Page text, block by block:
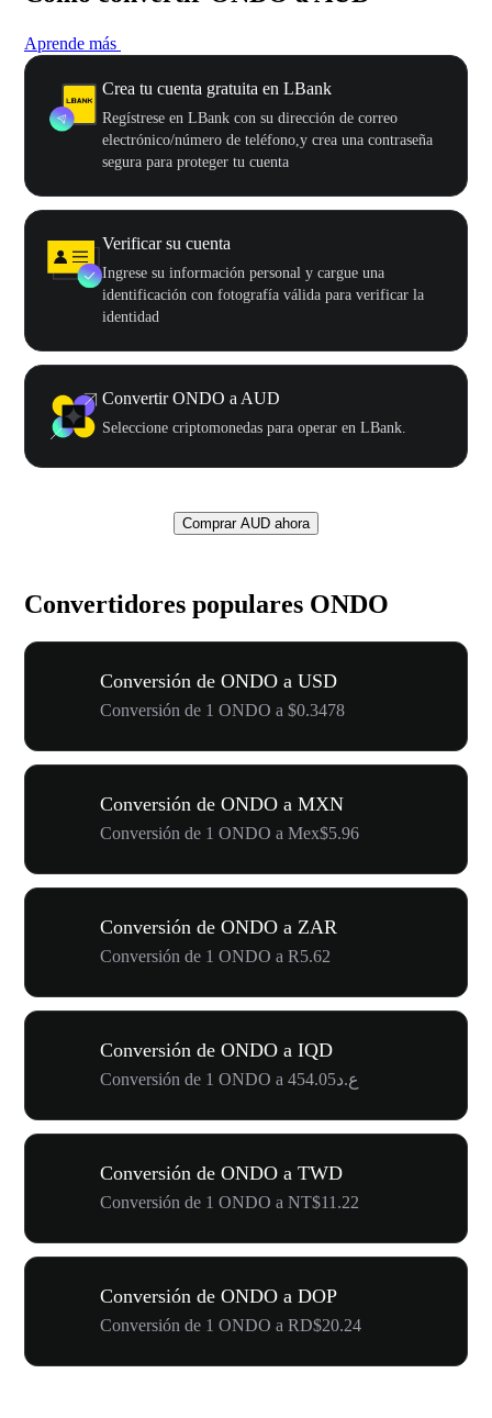
Aprende más
Crea tu cuenta gratuita en LBank
Regístrese en LBank con su dirección de correo
electrónico/número de teléfono,y crea una contraseña
segura para proteger tu cuenta
Verificar su cuenta
Ingrese su información personal y cargue una
identificación con fotografía válida para verificar la
identidad
Convertir ONDO a AUD
Seleccione criptomonedas para operar en LBank.
Comprar AUD ahora
Convertidores populares ONDO
Conversión de ONDO a USD
Conversión de 1 ONDO a $0.3478
Conversión de ONDO a MXN
Conversión de 1 ONDO a Mex$5.96
Conversión de ONDO a ZAR
Conversión de 1 ONDO a R5.62
Conversión de ONDO a IQD
Conversión de 1 ONDO a ع.د454.05
Conversión de ONDO a TWD
Conversión de 1 ONDO a NT$11.22
Conversión de ONDO a DOP
Conversión de 1 ONDO a RD$20.24